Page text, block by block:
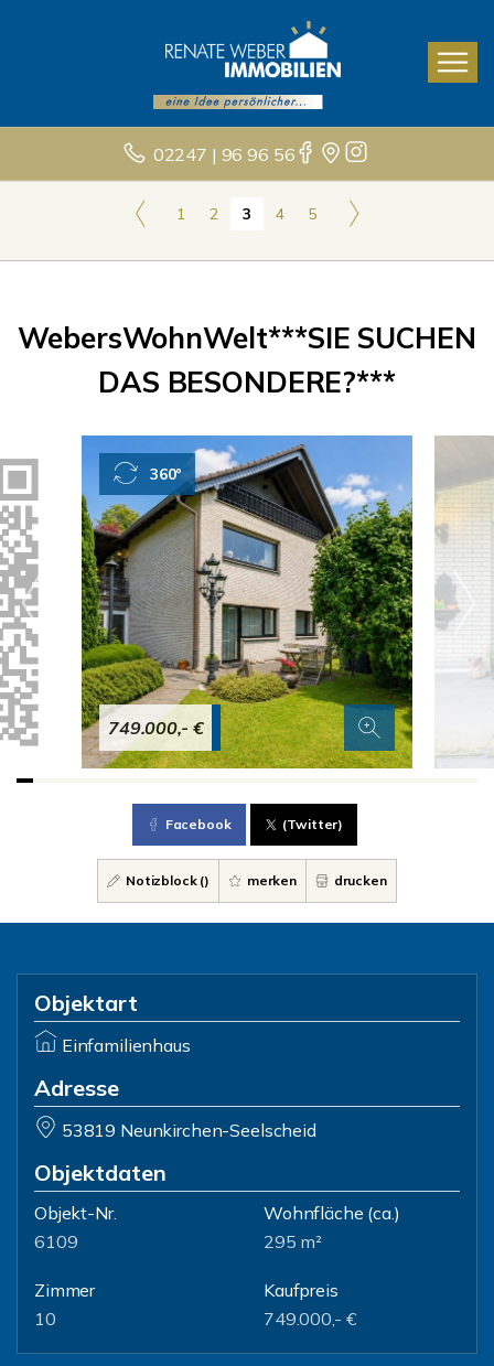
02247 | 96 96 56
1 2 3 4 5
WebersWohnWelt***SIE SUCHEN
DAS BESONDERE?***
749.000,- €
360°
Facebook (Twitter)
Notizblock () merken drucken
Objektart
Einfamilienhaus
Adresse
53819 Neunkirchen-Seelscheid
Objektdaten
Objekt-Nr.
6109
Wohnfläche (ca.)
295 m²
Zimmer
10
Kaufpreis
749.000,- €